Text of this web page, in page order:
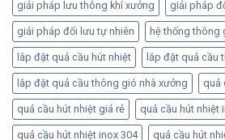
giải pháp lưu thông khí xưởng giải pháp
giải pháp đối lưu tự nhiên hệ thống thông
lắp đặt quả cầu hút nhiệt lắp đặt quả cầu
lắp đặt quả cầu thông gió nhà xưởng quả
quả cầu hút nhiệt giá rẻ quả cầu hút nhiệt
quả cầu hút nhiệt inox 304 quả cầu hút